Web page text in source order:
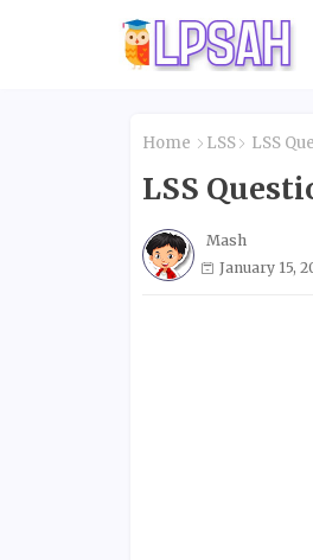
Home LSS LSS
LSS
Mash
January 15,